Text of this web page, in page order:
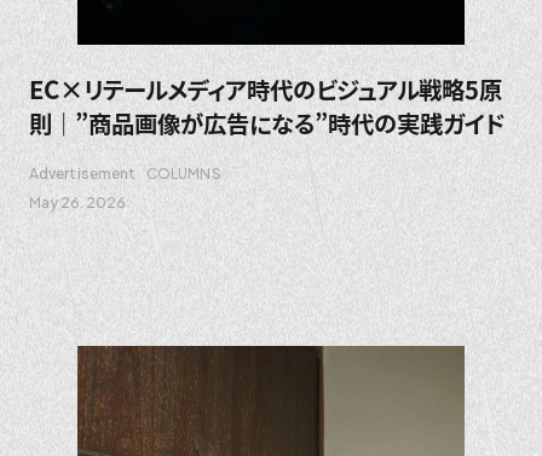
EC×リテールメディア時代のビジュアル戦略5原
則｜”商品画像が広告になる”時代の実践ガイド
Advertisement
COLUMNS
May 26. 2026